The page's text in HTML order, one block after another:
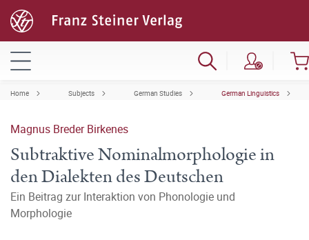
Home Subjects German Studies German Linguistics
Magnus Breder Birkenes
Subtraktive Nominalmorphologie in
den Dialekten des Deutschen
Ein Beitrag zur Interaktion von Phonologie und
Morphologie